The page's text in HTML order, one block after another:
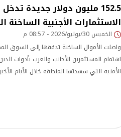
152.5 مليون دولار جديدة
الاستثمارات الأجنبية الساخنة
الخميس 30/يوليو/2026 - 08:57 م
واصلت الأموال الساخنة تدفقها إلى السوق
اهتمام المستثمرين الأجانب والعرب بأدوات
الأمنية التي شهدتها المنطقة خلال الأيام